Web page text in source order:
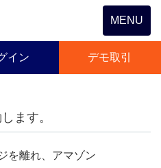
Toggle
navigation
MENU
イン デモ取引
ます。
を離れ、アマゾン